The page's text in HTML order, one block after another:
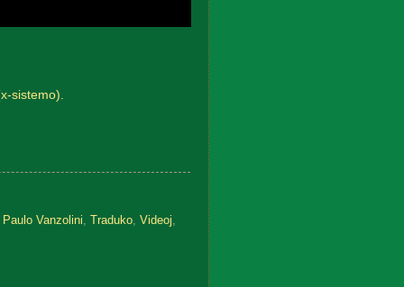
sistemo).
Paulo Vanzolini Traduko, Videoj